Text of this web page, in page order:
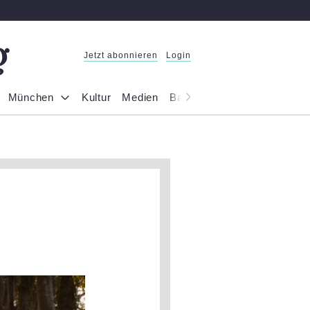
Jetzt abonnieren Login
München Kultur Medien Bayern